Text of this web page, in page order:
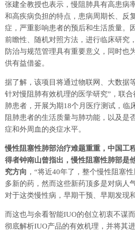
张建全教授也表示，慢阻肺具有高患病
和高疾病负担的特点，患病周期长、反
症，严重影响患者的预后和生活质量。
前瞻性、随机对照方法，进行临床研究
防治与规范管理具有重要意义，同时也
供有益借鉴。
据了解，该项目将通过物联网、大数据
针对慢阻肺有效机理的医学研究”，联
肺患者，开展为期18个月医疗测试，临
阻肺患者的生活质量与肺功能，以及是
症和外周血的炎症水平。
慢性阻塞性肺部治疗难题重重，中国工
得者钟南山曾指出，慢性阻塞性肺部是
究方向 ，“将近40年了，整个慢性阻塞
多新的药，然而这些新药顶多是对病人
对于这类慢性病，早期干预、早期发现
而这也与余看智能IUO的创立初衷不谋
彻底解析IUO产品的有效机理，并将其